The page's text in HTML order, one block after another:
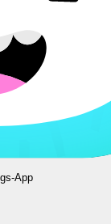
App